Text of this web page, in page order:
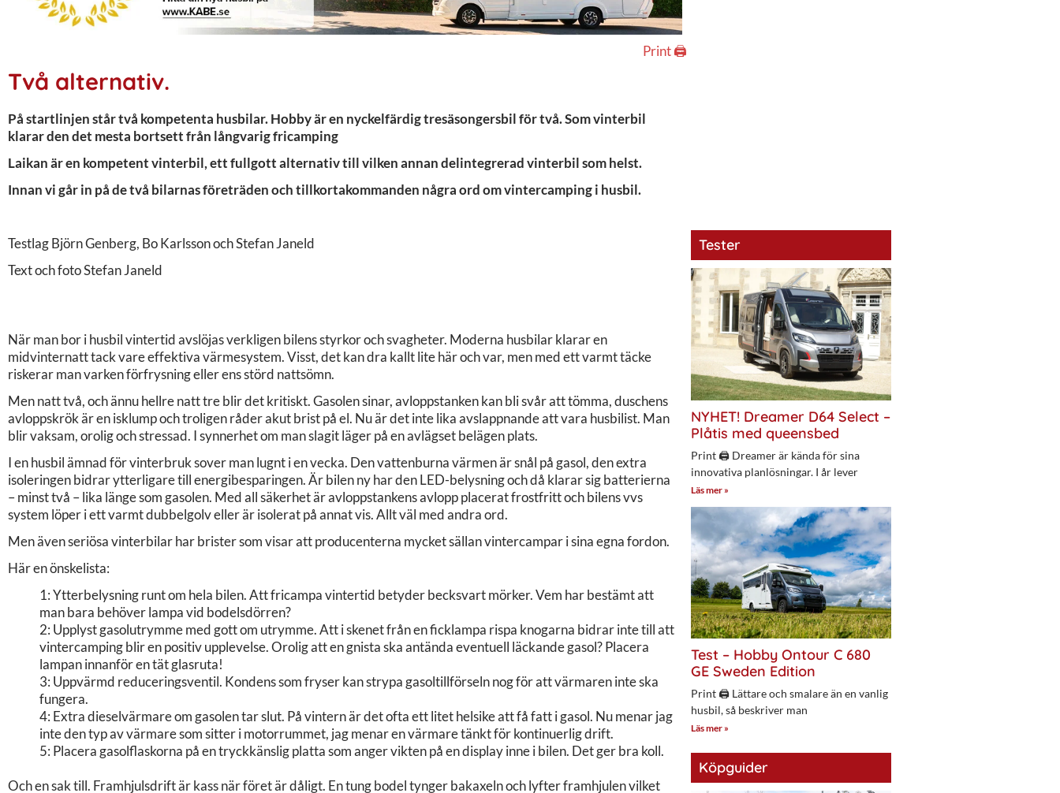
Print 🖨
Två alternativ.
På startlinjen står två kompetenta husbilar. Hobby är en nyckelfärdig tresäsongersbil för två. Som vinterbil
klarar den det mesta bortsett från långvarig fricamping
Laikan är en kompetent vinterbil, ett fullgott alternativ till vilken annan delintegrerad vinterbil som helst.
Innan vi går in på de två bilarnas företräden och tillkortakommanden några ord om vintercamping i husbil.
Testlag Björn Genberg, Bo Karlsson och Stefan Janeld
Text och foto Stefan Janeld
När man bor i husbil vintertid avslöjas verkligen bilens styrkor och svagheter. Moderna husbilar klarar en
midvinternatt tack vare effektiva värmesystem. Visst, det kan dra kallt lite här och var, men med ett varmt täcke
riskerar man varken förfrysning eller ens störd nattsömn.
Men natt två, och ännu hellre natt tre blir det kritiskt. Gasolen sinar, avloppstanken kan bli svår att tömma, duschens
avloppskrök är en isklump och troligen råder akut brist på el. Nu är det inte lika avslappnande att vara husbilist. Man
blir vaksam, orolig och stressad. I synnerhet om man slagit läger på en avlägset belägen plats.
I en husbil ämnad för vinterbruk sover man lugnt i en vecka. Den vattenburna värmen är snål på gasol, den extra
isoleringen bidrar ytterligare till energibesparingen. Är bilen ny har den LED-belysning och då klarar sig batterierna
– minst två – lika länge som gasolen. Med all säkerhet är avloppstankens avlopp placerat frostfritt och bilens vvs
system löper i ett varmt dubbelgolv eller är isolerat på annat vis. Allt väl med andra ord.
Men även seriösa vinterbilar har brister som visar att producenterna mycket sällan vintercampar i sina egna fordon.
Här en önskelista:
1: Ytterbelysning runt om hela bilen. Att fricampa vintertid betyder becksvart mörker. Vem har bestämt att
man bara behöver lampa vid bodelsdörren?
2: Upplyst gasolutrymme med gott om utrymme. Att i skenet från en ficklampa rispa knogarna bidrar inte till att
vintercamping blir en positiv upplevelse. Orolig att en gnista ska antända eventuell läckande gasol? Placera
lampan innanför en tät glasruta!
3: Uppvärmd reduceringsventil. Kondens som fryser kan strypa gasoltillförseln nog för att värmaren inte ska
fungera.
4: Extra dieselvärmare om gasolen tar slut. På vintern är det ofta ett litet helsike att få fatt i gasol. Nu menar jag
inte den typ av värmare som sitter i motorrummet, jag menar en värmare tänkt för kontinuerlig drift.
5: Placera gasolflaskorna på en tryckkänslig platta som anger vikten på en display inne i bilen. Det ger bra koll.
Och en sak till. Framhjulsdrift är kass när föret är dåligt. En tung bodel tynger bakaxeln och lyfter framhjulen vilket
Tester
NYHET! Dreamer D64 Select –
Plåtis med queensbed
Print 🖨 Dreamer är kända för sina
innovativa planlösningar. I år lever
Läs mer »
Test – Hobby Ontour C 680
GE Sweden Edition
Print 🖨 Lättare och smalare än en vanlig
husbil, så beskriver man
Läs mer »
Köpguider